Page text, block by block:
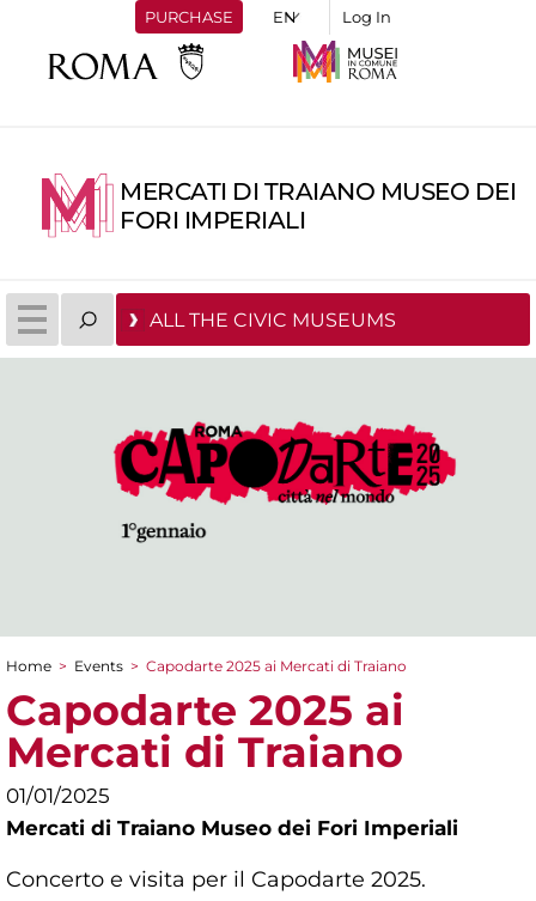
PURCHASE Log In
MERCATI DI TRAIANO MUSEO DEI
FORI IMPERIALI
ALL THE CIVIC MUSEUMS
You are here
Home > Events > Capodarte 2025 ai Mercati di Traiano
Capodarte 2025 ai
Mercati di Traiano
01/01/2025
Mercati di Traiano Museo dei Fori Imperiali
Concerto e visita per il Capodarte 2025.